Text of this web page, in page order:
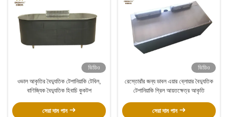
ভিডিও
ওভাল আকৃতির বৈদ্যুতিক টেপানিয়াকি টেবিল,
বাণিজ্যিক বৈদ্যুতিক হিবাচি কুকটপ
সেরা দাম পান
ভিডিও
রেস্তোরাঁর জন্য ডাবল এয়ার ব্লোয়ার বৈদ্যুতিক
টেপানিয়াকি গ্রিল আয়তক্ষেত্র আকৃতি
সেরা দাম পান